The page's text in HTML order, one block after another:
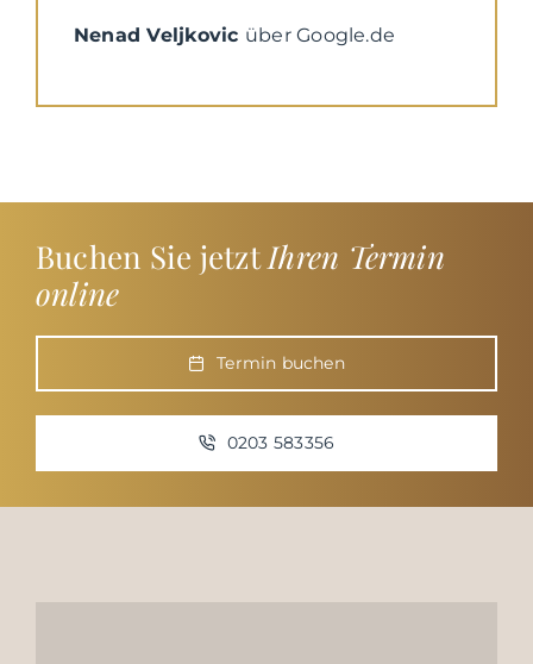
Nenad Veljkovic über Google.de
Buchen Sie jetztIhren Termin
online
Termin buchen
0203 583356